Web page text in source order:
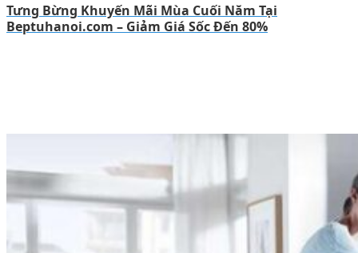
Tưng Bừng Khuyến Mãi Mùa Cuối Năm Tại
Beptuhanoi.com – Giảm Giá Sốc Đến 80%